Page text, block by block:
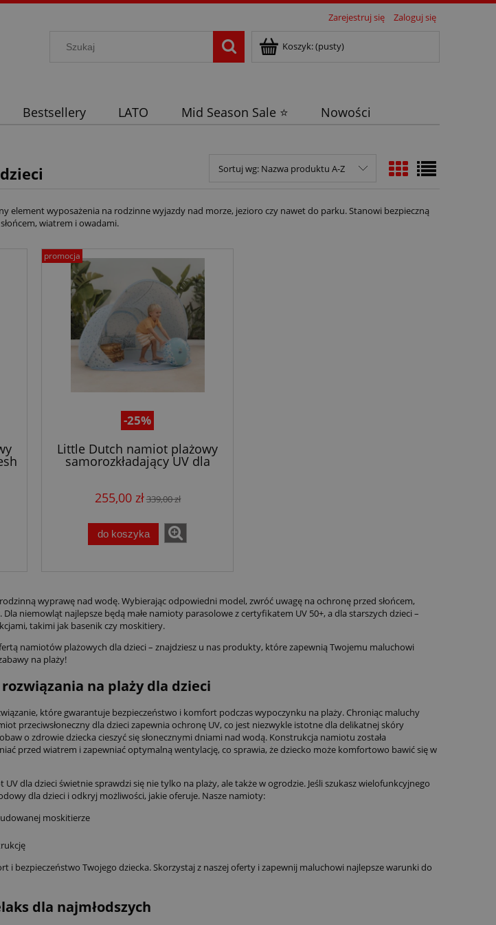
Zarejestruj się Zaloguj się
Koszyk:(pusty)
Bestsellery LATO Mid Season Sale ⭐ Nowości
Sortuj wg: Nazwa produktu A-Z
element wyposażenia na rodzinne wyjazdy nad morze, jezioro czy nawet do parku. Stanowi bezpieczną
wiatrem i owadami.
-25%
Little Dutch namiot plażowy
samorozkładający UV dla
dzieci Ocean Dreams Blue
255,00 zł339,00 zł
do koszyka
promocja
wyprawę nad wodę. Wybierając odpowiedni model, zwróć uwagę na ochronę przed słońcem,
niemowląt najlepsze będą małe namioty parasolowe z certyfikatem UV 50+, a dla starszych dzieci –
takimi jak basenik czy moskitiery.
namiotów plażowych dla dzieci – znajdziesz u nas produkty, które zapewnią Twojemu maluchowi
na plaży!
na plaży dla dzieci
które gwarantuje bezpieczeństwo i komfort podczas wypoczynku na plaży. Chroniąc maluchy
przeciwsłoneczny dla dzieci zapewnia ochronę UV, co jest niezwykle istotne dla delikatnej skóry
o zdrowie dziecka cieszyć się słonecznymi dniami nad wodą. Konstrukcja namiotu została
przed wiatrem i zapewniać optymalną wentylację, co sprawia, że dziecko może komfortowo bawić się w
dla dzieci świetnie sprawdzi się nie tylko na plaży, ale także w ogrodzie. Jeśli szukasz wielofunkcyjnego
dla dzieci i odkryj możliwości, jakie oferuje. Nasze namioty:
moskitierze
i bezpieczeństwo Twojego dziecka. Skorzystaj z naszej oferty i zapewnij maluchowi najlepsze warunki do
dla najmłodszych